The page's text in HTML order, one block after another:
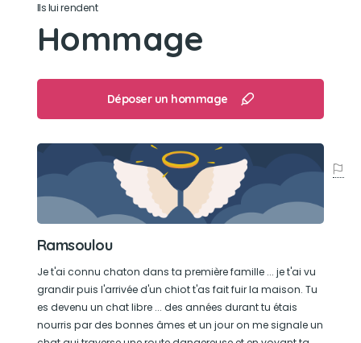
genoux
Ils lui rendent
Hommage
Déposer un hommage
Ramsoulou
Je t'ai connu chaton dans ta première famille ... je t'ai vu
grandir puis l'arrivée d'un chiot t'as fait fuir la maison. Tu
es devenu un chat libre ... des années durant tu étais
nourris par des bonnes âmes et un jour on me signale un